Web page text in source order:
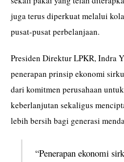
juga terus diperkuat melalui
pusat-pusat perbelanjaan.
Presiden Direktur LPKR, Indra
penerapan prinsip ekonomi
dari komitmen perusahaan
keberlanjutan sekaligus
lebih bersih bagi generasi
“Penerapan ekonomi